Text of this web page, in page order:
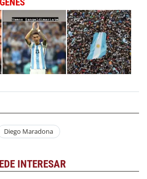
Diego Maradona
INTERESAR